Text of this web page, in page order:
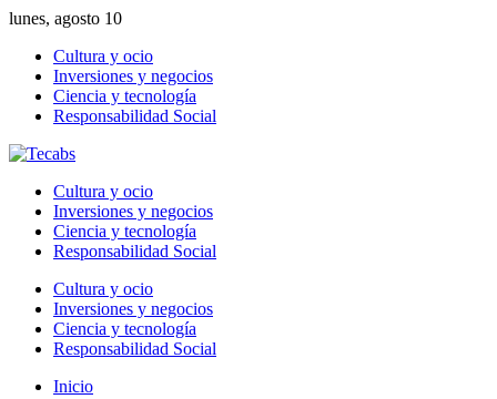
lunes, agosto 10
Cultura y ocio
Inversiones y negocios
Ciencia y tecnología
Responsabilidad Social
Cultura y ocio
Inversiones y negocios
Ciencia y tecnología
Responsabilidad Social
Cultura y ocio
Inversiones y negocios
Ciencia y tecnología
Responsabilidad Social
Inicio